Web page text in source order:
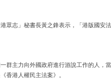
眾志」秘書長黃之鋒表示，「港版國安
群主力向外國政府進行游說工作的人，
香港人權民主法案》。